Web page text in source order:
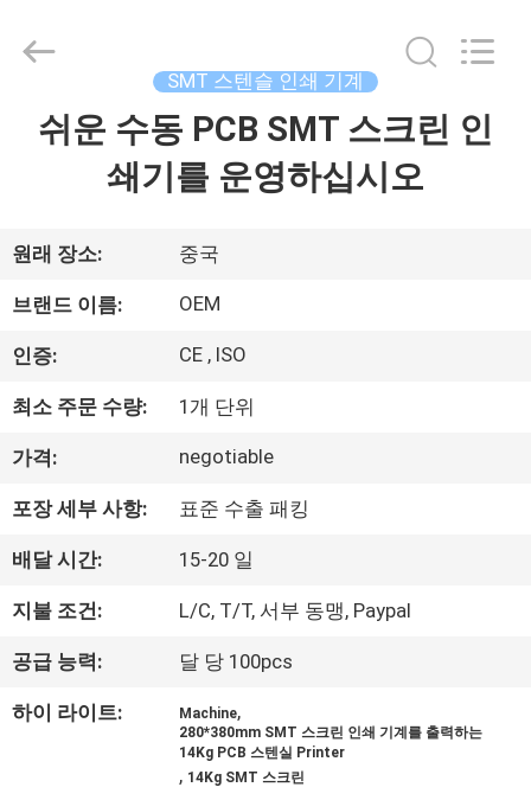
제
품
저
하
여
공
Co.,LTD.
SMT 스텐슬 인쇄 기계
쉬운 수동 PCB SMT 스크린 인
쇄기를 운영하십시오
원래 장소: 중국
브랜드 이름: OEM
인증: CE , ISO
최소 주문 수량: 1개 단위
가격: negotiable
포장 세부 사항: 표준 수출 패킹
배달 시간: 15-20 일
지불 조건: L/C, T/T, 서부 동맹, Paypal
공급 능력: 달 당 100pcs
하이 라이트: Machine,
280*380mm SMT 스크린 인쇄 기계를 출력하는
14Kg PCB 스텐실 Printer
, 14Kg SMT 스크린